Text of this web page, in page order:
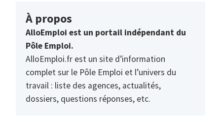
À propos
AlloEmploi est un portail indépendant du
Pôle Emploi.
AlloEmploi.fr est un site d’information
complet sur le Pôle Emploi et l’univers du
travail : liste des agences, actualités,
dossiers, questions réponses, etc.